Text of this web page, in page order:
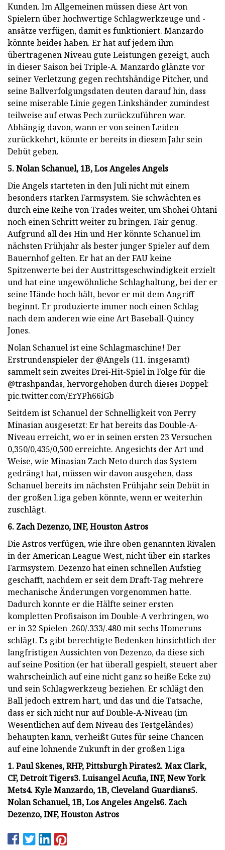
Kunden. Im Allgemeinen müssen diese Art von
Spielern über hochwertige Schlagwerkzeuge und -
ansätze verfügen, damit es funktioniert. Manzardo
könnte beides haben. Er hat auf jedem ihm
übertragenen Niveau gute Leistungen gezeigt, auch
in dieser Saison bei Triple-A. Manzardo glänzte vor
seiner Verletzung gegen rechtshändige Pitcher, und
seine Ballverfolgungsdaten deuten darauf hin, dass
seine miserable Linie gegen Linkshänder zumindest
teilweise auf etwas Pech zurückzuführen war.
Abhängig davon, wann er von seinen Leiden
zurückkehrt, könnte er bereits in diesem Jahr sein
Debüt geben.
5. Nolan Schanuel, 1B, Los Angeles Angels
Die Angels starteten in den Juli nicht mit einem
besonders starken Farmsystem. Sie schwächten es
durch eine Reihe von Trades weiter, um Shohei Ohtani
noch einen Schritt weiter zu bringen. Fair genug.
Aufgrund all des Hin und Her könnte Schanuel im
nächsten Frühjahr als bester junger Spieler auf dem
Bauernhof gelten. Er hat an der FAU keine
Spitzenwerte bei der Austrittsgeschwindigkeit erzielt
und hat eine ungewöhnliche Schlaghaltung, bei der er
seine Hände hoch hält, bevor er mit dem Angriff
beginnt. Er produzierte immer noch einen Schlag
nach dem anderen wie eine Art Baseball-Quincy
Jones.
Nolan Schanuel ist eine Schlagmaschine! Der
Erstrundenspieler der @Angels (11. insgesamt)
sammelt sein zweites Drei-Hit-Spiel in Folge für die
@trashpandas, hervorgehoben durch dieses Doppel:
pic.twitter.com/ErYPh66iGb
Seitdem ist Schanuel der Schnelligkeit von Perry
Minasian ausgesetzt: Er hat bereits das Double-A-
Niveau erreicht, wo er in seinen ersten 23 Versuchen
0,350/0,435/0,500 erreichte. Angesichts der Art und
Weise, wie Minasian Zach Neto durch das System
gedrängt hat, müssen wir davon ausgehen, dass
Schanuel bereits im nächsten Frühjahr sein Debüt in
der großen Liga geben könnte, wenn er weiterhin
zuschlägt.
6. Zach Dezenzo, INF, Houston Astros
Die Astros verfügen, wie ihre oben genannten Rivalen
in der American League West, nicht über ein starkes
Farmsystem. Dezenzo hat einen schnellen Aufstieg
geschafft, nachdem er seit dem Draft-Tag mehrere
mechanische Änderungen vorgenommen hatte.
Dadurch konnte er die Hälfte seiner ersten
kompletten Profisaison im Double-A verbringen, wo
er in 32 Spielen .260/.333/.480 mit sechs Homeruns
schlägt. Es gibt berechtigte Bedenken hinsichtlich der
langfristigen Aussichten von Dezenzo, da diese sich
auf seine Position (er hat überall gespielt, steuert aber
wahrscheinlich auf eine nicht ganz so heiße Ecke zu)
und sein Schlagwerkzeug beziehen. Er schlägt den
Ball jedoch extrem hart, und das und die Tatsache,
dass er sich nicht nur auf Double-A-Niveau (im
Wesentlichen auf dem Niveau des Testgeländes)
behaupten kann, verheißt Gutes für seine Chancen
auf eine lohnende Zukunft in der großen Liga
1. Paul Skenes, RHP, Pittsburgh Pirates2. Max Clark,
CF, Detroit Tigers3. Luisangel Acuña, INF, New York
Mets4. Kyle Manzardo, 1B, Cleveland Guardians5.
Nolan Schanuel, 1B, Los Angeles Angels6. Zach
Dezenzo, INF, Houston Astros